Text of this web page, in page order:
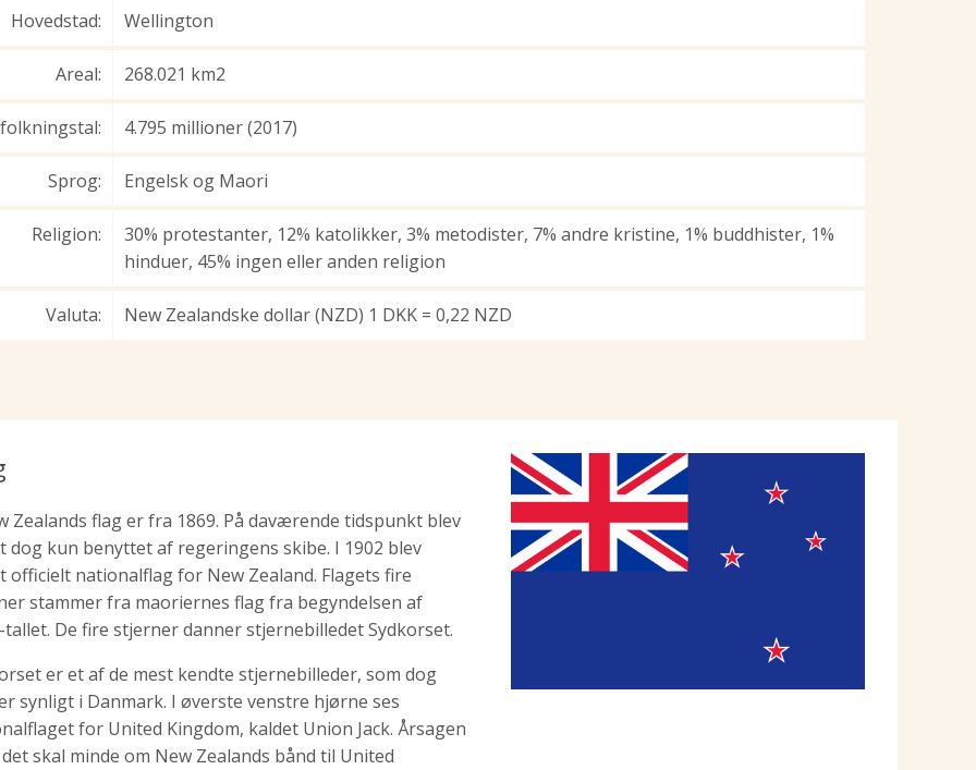
Hovedstad: Wellington
Areal: 268.021 km2
4.795 millioner (2017)
Sprog: Engelsk og Maori
Religion:
30% protestanter, 12% katolikker, 3% metodister, 7% andre kristine, 1% buddhister, 1%
hinduer, 45% ingen eller anden religion
Valuta: New Zealandske dollar (NZD) 1 DKK = 0,22 NZD
Zealands flag er fra 1869. På daværende tidspunkt blev
dog kun benyttet af regeringens skibe. I 1902 blev
officielt nationalflag for New Zealand. Flagets fire
stammer fra maoriernes flag fra begyndelsen af
tallet. De fire stjerner danner stjernebilledet Sydkorset.
er et af de mest kendte stjernebilleder, som dog
synligt i Danmark. I øverste venstre hjørne ses
for United Kingdom, kaldet Union Jack. Årsagen
skal minde om New Zealands bånd til United